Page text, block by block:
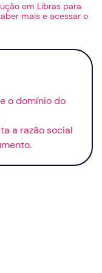
em Libras para
mais e acessar o
o domínio do
a razão social